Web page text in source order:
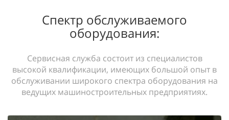
Спектр обслуживаемого
оборудования:
Сервисная служба состоит из специалистов
высокой квалификации, имеющих большой опыт в
обслуживании широкого спектра оборудования на
ведущих машиностроительных предприятиях.